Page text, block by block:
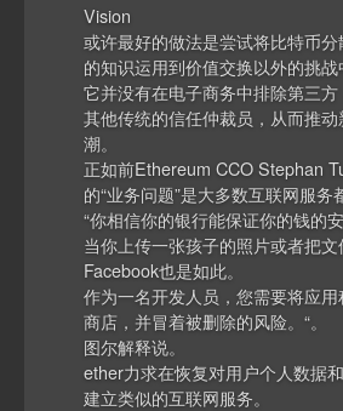
Vision
或许最好的做法是尝试将比特币
的知识运用到价值交换以外的挑战
它并没有在电子商务中排除第三
其他传统的信任仲裁员，从而推
潮。
正如前Ethereum CCO Stephan
的“业务问题”是大多数互联网服务
“你相信你的银行能保证你的钱的安
当你上传一张孩子的照片或者把文
Facebook也是如此。
作为一名开发人员，您需要将应
商店，并冒着被删除的风险。“。
图尔解释说。
ether力求在恢复对用户个人数据
建立类似的互联网服务。